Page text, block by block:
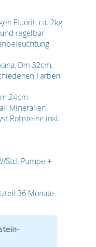
Fluorit, ca. 2kg
regelbar
Dm 32cm,
Farben
24cm
Mineralien
Rohsteine inkl.
Std, Pumpe +
36 Monate